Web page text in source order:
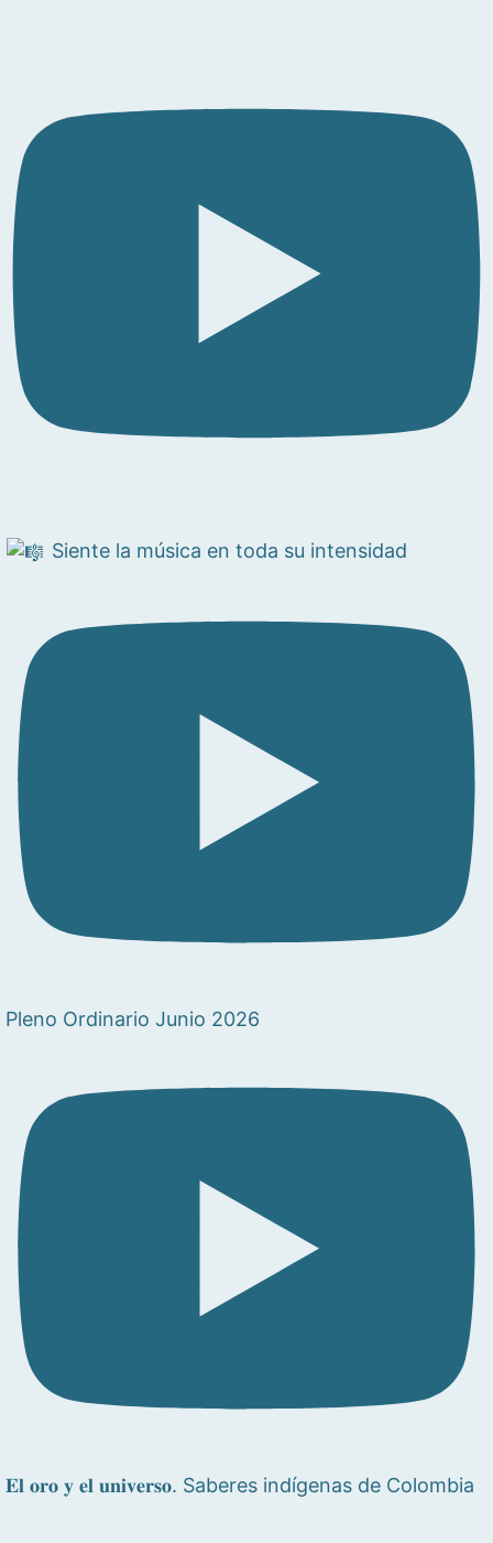
Siente la música en toda su intensidad
Pleno Ordinario Junio 2026
𝐄𝐥 𝐨𝐫𝐨 𝐲 𝐞𝐥 𝐮𝐧𝐢𝐯𝐞𝐫𝐬𝐨. Saberes indígenas de Colombia